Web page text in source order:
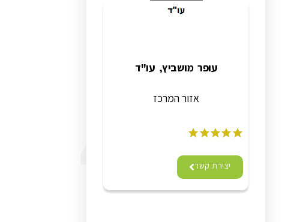
עופר מושביץ, עו"ד
אזור המרכז
יצירת קשר